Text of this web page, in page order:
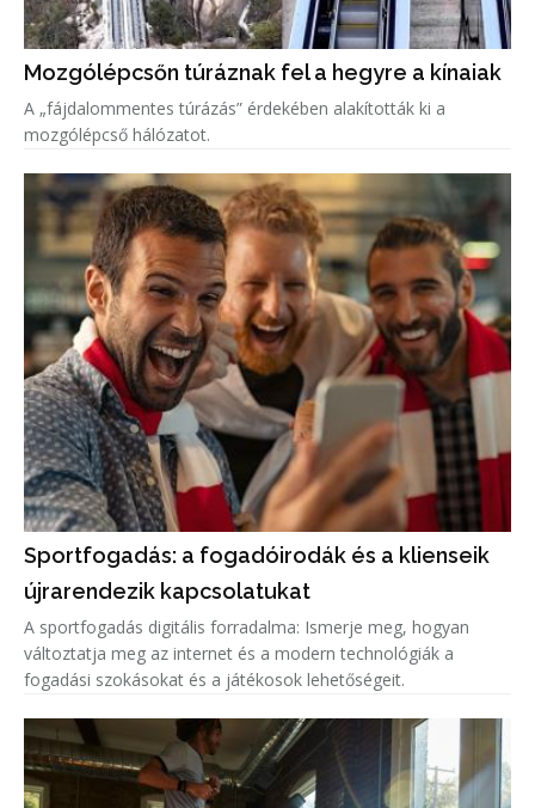
Mozgólépcsőn túráznak fel a hegyre a kínaiak
A „fájdalommentes túrázás” érdekében alakították ki a
mozgólépcső hálózatot.
Sportfogadás: a fogadóirodák és a klienseik
újrarendezik kapcsolatukat
A sportfogadás digitális forradalma: Ismerje meg, hogyan
változtatja meg az internet és a modern technológiák a
fogadási szokásokat és a játékosok lehetőségeit.